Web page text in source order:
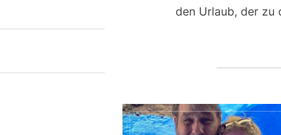
den Urlaub, der zu